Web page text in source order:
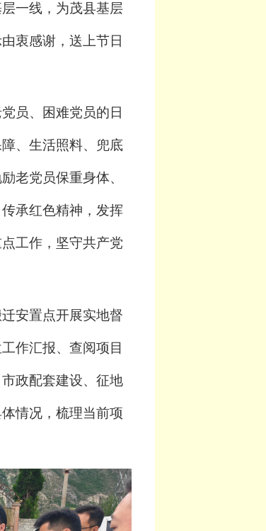
一线，为茂县基层
衷感谢，送上节日
员、困难党员的日
、生活照料、兜底
老党员保重身体、
承红色精神，发挥
工作，坚守共产党
安置点开展实地督
作汇报、查阅项目
政配套建设、征地
情况，梳理当前项